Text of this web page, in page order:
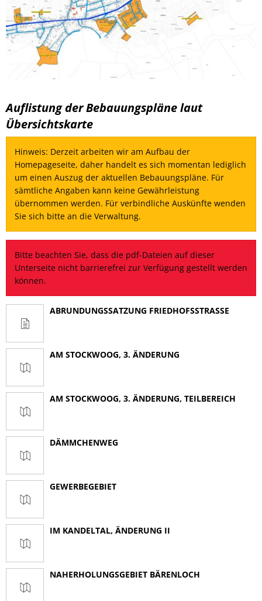
Auflistung der Bebauungspläne laut
Übersichtskarte
Hinweis: Derzeit arbeiten wir am Aufbau der
Homepageseite, daher handelt es sich momentan lediglich
um einen Auszug der aktuellen Bebauungspläne. Für
sämtliche Angaben kann keine Gewährleistung
übernommen werden. Für verbindliche Auskünfte wenden
Sie sich bitte an die Verwaltung.
Bitte beachten Sie, dass die pdf-Dateien auf dieser
Unterseite nicht barrierefrei zur Verfügung gestellt werden
können.
ABRUNDUNGSSATZUNG FRIEDHOFSSTRASSE
AM STOCKWOOG, 3. ÄNDERUNG
AM STOCKWOOG, 3. ÄNDERUNG, TEILBEREICH
DÄMMCHENWEG
GEWERBEGEBIET
IM KANDELTAL, ÄNDERUNG II
NAHERHOLUNGSGEBIET BÄRENLOCH